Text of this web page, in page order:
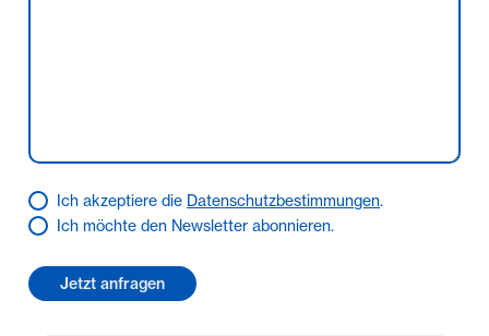
Ich akzeptiere die Datenschutzbestimmungen.
Ich möchte den Newsletter abonnieren.